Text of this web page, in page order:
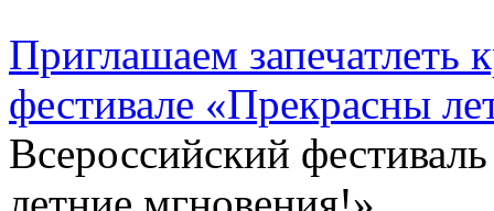
Приглашаем запечатлеть
фестивале «Прекрасны
Всероссийский